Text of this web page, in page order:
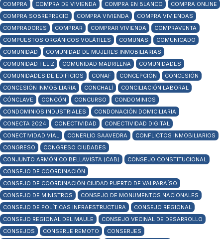
COMPRA
COMPRA DE VIVIENDA COMPRA EN BLANCO
COMPRA ONLINE
COMPRA SOBREPRECIO
COMPRA VIVIENDA
COMPRA VIVIENDAS
COMPRADORES
COMPRAR COMPRAR VIVIENDA
COMPRAVENTA
COMPUESTOS ORGÁNICOS VOLÁTILES
COMUNAS
COMUNICADO
COMUNIDAD
COMUNIDAD DE MUJERES INMOBILIARIAS
COMUNIDAD FELIZ
COMUNIDAD MADRILEÑA
COMUNIDADES
COMUNIDADES DE EDIFICIOS
CONAF CONCEPCIÓN
CONCESIÓN
CONCESIÓN INMOBILIARIA
CONCHALÍ
CONCILIACIÓN LABORAL
CÓNCLAVE
CONCÓN CONCURSO
CONDOMINIOS
CONDOMINIOS INDUSTRIALES
CONDONACIÓN DOMICILIARIA
CONECTA 2024
CONECTIVIDAD
CONECTIVIDAD DIGITAL
CONECTIVIDAD VIAL
CONERLIO SAAVEDRA
CONFLICTOS INMOBILIARIOS
CONGRESO
CONGRESO CIUDADES
CONJUNTO ARMÓNICO BELLAVISTA (CAB)
CONSEJO CONSTITUCIONAL
CONSEJO DE COORDINACIÓN
CONSEJO DE COORDINACIÓN CIUDAD PUERTO DE VALPARAÍSO
CONSEJO DE MINISTROS
CONSEJO DE MONUMENTOS NACIONALES
CONSEJO DE POLÍTICAS INFRAESTRUCTURA
CONSEJO REGIONAL
CONSEJO REGIONAL DEL MAULE
CONSEJO VECINAL DE DESARROLLO
CONSEJOS
CONSERJE REMOTO
CONSERJES